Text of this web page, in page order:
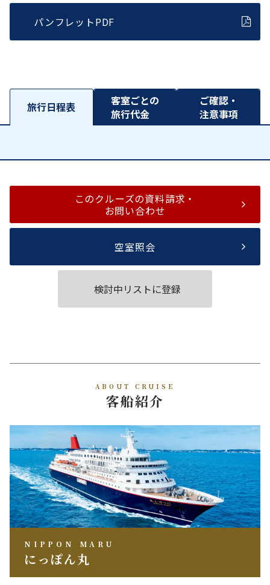
パンフレットPDF
旅行日程表
客室ごとの
旅行代金
ご確認・
注意事項
このクルーズの資料請求・
お問い合わせ
空室照会
検討中リストに登録
ABOUT CRUISE
客船紹介
NIPPON MARU
にっぽん丸